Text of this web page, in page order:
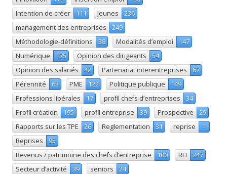
Intention de créer
111 Jeunes
236
management des entreprises
249
Méthodologie-définitions
38 Modalités d’emploi
147
Numérique
175 Opinion des dirigeants
54
Opinion des salariés
42 Partenariat interentreprises
67
Pérennité
63 PME 122 Politique publique
149
Professions libérales
17 profil chefs d’entreprises
34
Profil création
195 profil entreprise 39 Prospective
29
Rapports sur les TPE
26 Reglementation 31 reprise
1
Reprises
95
Revenus / patrimoine des chefs d’entreprise
100 RH
247
Secteur d’activité
39 seniors
24